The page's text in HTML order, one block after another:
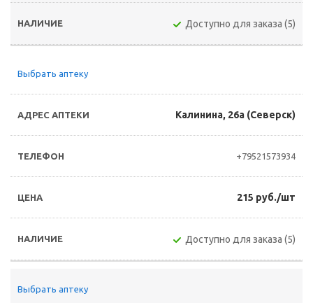
Доступно для заказа (5)
Выбрать аптеку
Калинина, 26а (Северск)
+79521573934
215 руб./шт
Доступно для заказа (5)
Выбрать аптеку